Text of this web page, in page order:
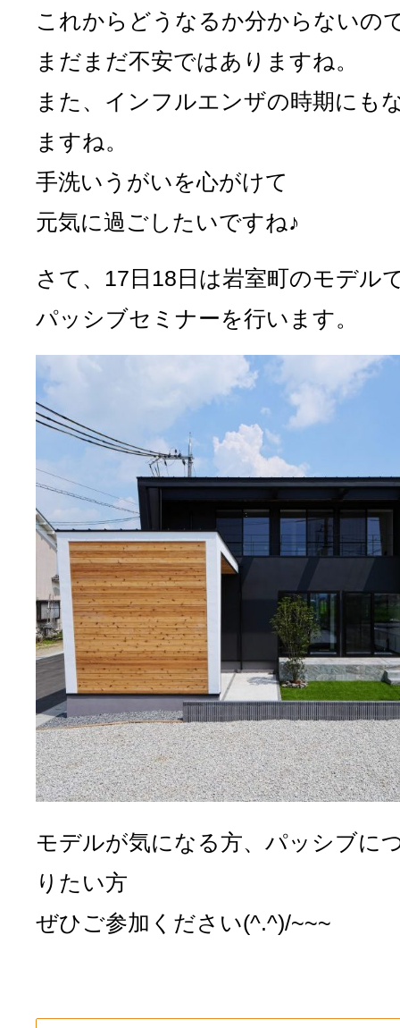
これからどうなるか分からないの
まだまだ不安ではありますね。
また、インフルエンザの時期にも
ますね。
手洗いうがいを心がけて
元気に過ごしたいですね♪
さて、17日18日は岩室町のモデル
パッシブセミナーを行います。
モデルが気になる方、パッシブに
りたい方
ぜひご参加ください(^.^)/~~~